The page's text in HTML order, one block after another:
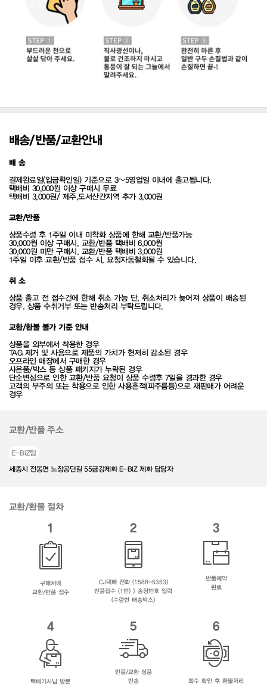
배송/반품/교환안내
배 송
결제완료일(입금확인일) 기준으로 3~5영업일 이내에 출고됩니다.
택배비 30,000원 이상 구매시 무료
택배비 3,000원/ 제주,도서산간지역 추가 3,000원
교환/반품
상품수령 후 1주일 이내 미착화 상품에 한해 교환/반품가능
30,000원 이상 구매시, 교환/반품 택배비 6,000원
30,000원 미만 구매시, 교환/반품 택배비 3,000원
1주일 이후 교환/반품 접수 시, 요청자동철회될 수 있습니다.
취 소
상품 출고 전 접수건에 한해 취소 가능 단, 취소처리가 늦어져 상품이 배송된
경우, 상품 수취거부 또는 반송처리 부탁드립니다.
교환/환불 불가 기준 안내
상품을 외부에서 착용한 경우
TAG 제거 및 사용으로 제품의 가치가 현저히 감소된 경우
오프라인 매장에서 구매한 경우
사은품/박스 등 상품 패키지가 누락된 경우
단순변심으로 인한 교환/반품 요청이 상품 수령후 7일을 경과한 경우
고객의 부주의 또는 착용으로 인한 사용흔적(피주름등)으로 재판매가 어려운
경우
교환/반품 주소
E-BIZ팀
세종시 전동면 노장공단길 55금강제화 E-BIZ 제화 담당자
교환/환불 절차
1
구매처에
교환/반품 접수
2
CJ택배 전화 (1588-5353)
반품접수 (1번) > 송장번호 입력
(수령한 배송박스)
3
반품예약
완료
4
택배기사님 방문
5
반품/교환 상품
반송
6
회수 확인 후 환불처리